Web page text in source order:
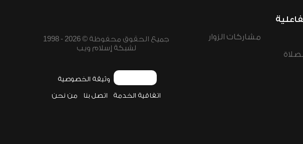
مشاركات الزوار
جميع الحقوق محفوظة © 2026 - 1998
لشبكة إسلام ويب
وثيقة الخصوصية
اتفاقية الخدمة اتصل بنا من نحن